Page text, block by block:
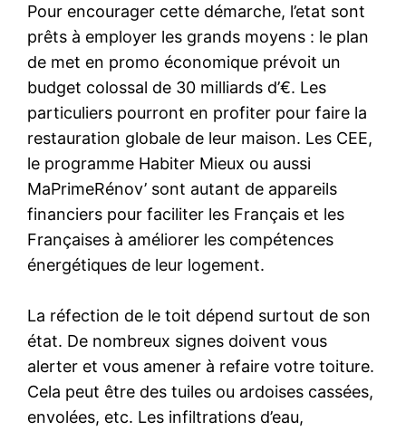
Pour encourager cette démarche, l’etat sont
prêts à employer les grands moyens : le plan
de met en promo économique prévoit un
budget colossal de 30 milliards d’€. Les
particuliers pourront en profiter pour faire la
restauration globale de leur maison. Les CEE,
le programme Habiter Mieux ou aussi
MaPrimeRénov’ sont autant de appareils
financiers pour faciliter les Français et les
Françaises à améliorer les compétences
énergétiques de leur logement.
La réfection de le toit dépend surtout de son
état. De nombreux signes doivent vous
alerter et vous amener à refaire votre toiture.
Cela peut être des tuiles ou ardoises cassées,
envolées, etc. Les infiltrations d’eau,